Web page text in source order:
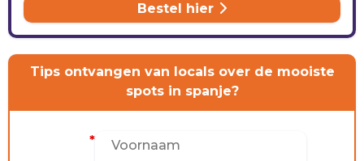
Bestel hier
Tips ontvangen van locals over de mooiste
spots in spanje?
*